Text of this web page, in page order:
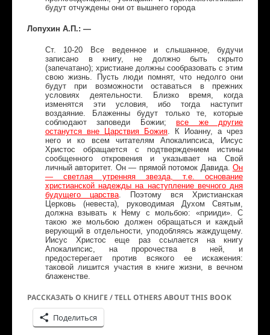
будут отчуждены они от вышнего города
Лопухин А.П.: —
Ст. 10-20 Все веденное и слышанное, будучи
записано в книгу, не должно быть скрыто
(запечатано); христиане должны сообразовать с этим
свою жизнь. Пусть люди помнят, что недолго они
будут при возможности оставаться в прежних
условиях деятельности. Близко время, когда
изменятся эти условия, ибо тогда наступит
воздаяние. Блаженны будут только те, которые
соблюдают заповеди Божии;все же другие
останутся вне Царствия Божия. К Иоанну, а чрез
него и ко всем читателям Апокалипсиса, Иисус
Христос обращается с подтверждением истины
сообщенного откровения и указывает на Свой
личный авторитет. Он — прямой потомок Давида.Он
— светлая утренняя звезда, т.е. основание
христианской надежды на наступление вечного дня
будущего царства. Поэтому вся Христианская
Церковь (невеста), руководимая Духом Святым,
должна взывать к Нему с мольбою: «прииди». С
такою же мольбою должен обращаться и каждый
верующий в отдельности, уподобляясь жаждущему.
Иисус Христос еще раз ссылается на книгу
Апокалипсис, на пророчества в ней, и
предостерегает против всякого ее искажения:
таковой лишится участия в книге жизни, в вечном
блаженстве.
РАССКАЗАТЬ О КНИГЕ / TELL OTHERS ABOUT THIS BOOK
Поделиться